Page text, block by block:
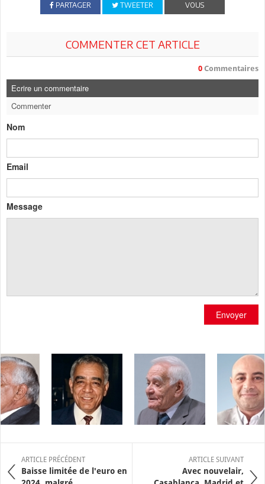
PARTAGER TWEETER
VOUS
COMMENTER CET ARTICLE
0 Commentaires
Ecrire un commentaire
Commenter
Nom
Email
Message
Envoyer
ARTICLE PRÉCÉDENT
Baisse limitée de l'euro en
ARTICLE SUIVANT
Avec nouvelair,